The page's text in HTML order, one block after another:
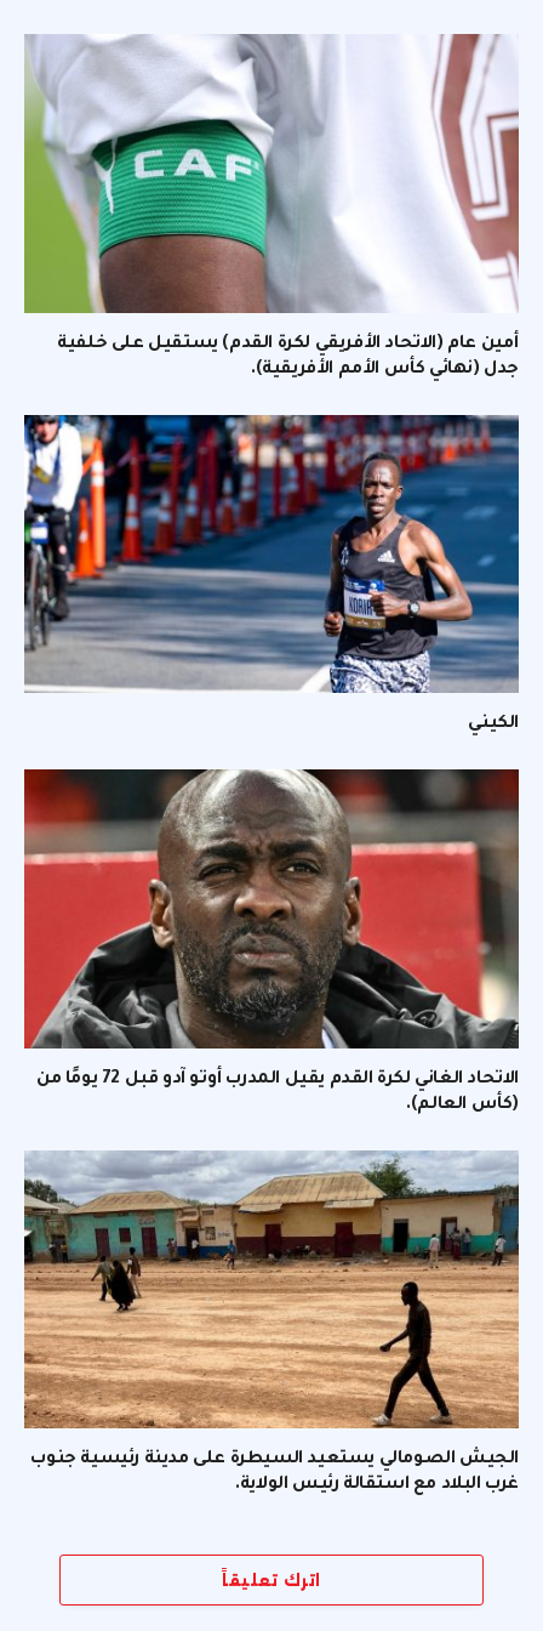
أمين عام (الاتحاد الأفريقي لكرة القدم) يستقيل على خلفية
جدل (نهائي كأس الأمم الأفريقية).
الكيني
الاتحاد الغاني لكرة القدم يقيل المدرب أوتو آدو قبل 72 يومًا من
(كأس العالم).
الجيش الصومالي يستعيد السيطرة على مدينة رئيسية جنوب
غرب البلاد مع استقالة رئيس الولاية.
اترك تعليقاً